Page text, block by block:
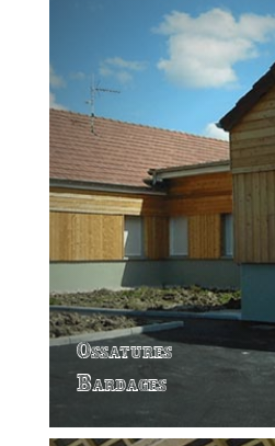
Ossatures
Bardages